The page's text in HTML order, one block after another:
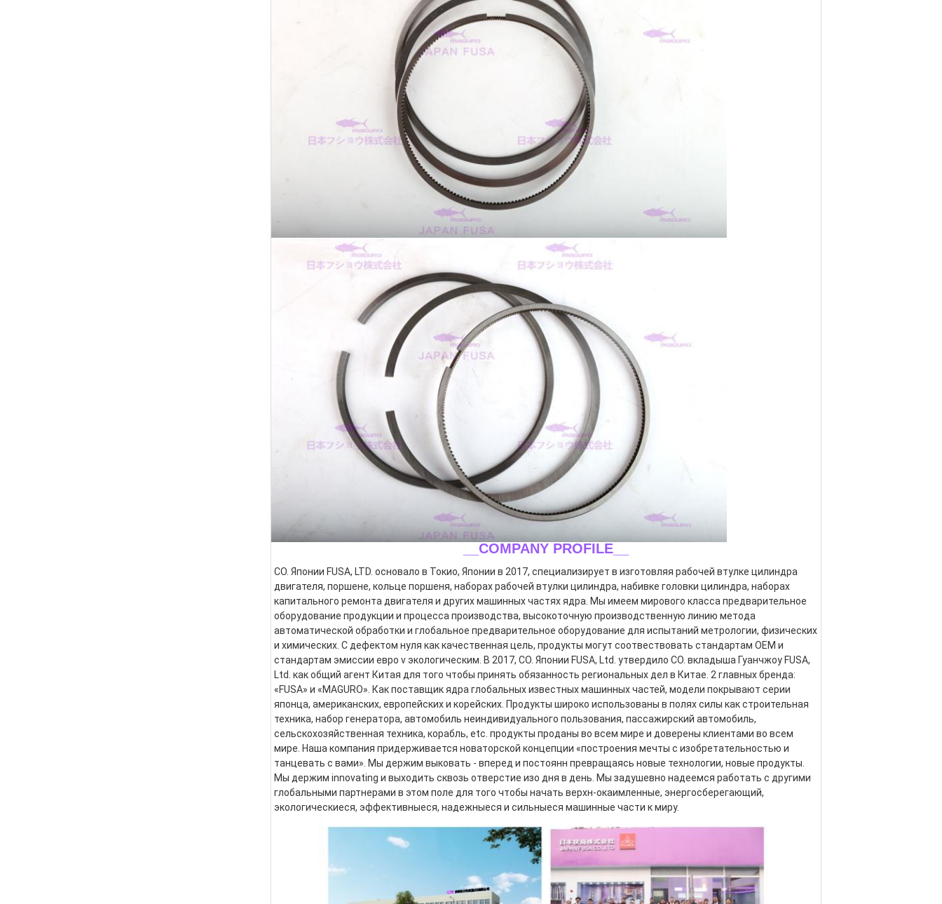
__COMPANY PROFILE__
CO. Японии FUSA, LTD. основало в Токио, Японии в 2017, специализирует в изготовляя рабочей втулке цилиндра
двигателя, поршене, кольце поршеня, наборах рабочей втулки цилиндра, набивке головки цилиндра, наборах
капитального ремонта двигателя и других машинных частях ядра. Мы имеем мирового класса предварительное
оборудование продукции и процесса производства, высокоточную производственную линию метода
автоматической обработки и глобальное предварительное оборудование для испытаний метрологии, физических
и химических. С дефектом нуля как качественная цель, продукты могут соотвествовать стандартам OEM и
стандартам эмиссии евро v экологическим. В 2017, CO. Японии FUSA, Ltd. утвердило CO. вкладыша Гуанчжоу FUSA,
Ltd. как общий агент Китая для того чтобы принять обязанность региональных дел в Китае. 2 главных бренда:
«FUSA» и «MAGURO». Как поставщик ядра глобальных известных машинных частей, модели покрывают серии
японца, американских, европейских и корейских. Продукты широко использованы в полях силы как строительная
техника, набор генератора, автомобиль неиндивидуального пользования, пассажирский автомобиль,
сельскохозяйственная техника, корабль, etc. продукты проданы во всем мире и доверены клиентами во всем
мире. Наша компания придерживается новаторской концепции «построения мечты с изобретательностью и
танцевать с вами». Мы держим выковать - вперед и постоянн превращаясь новые технологии, новые продукты.
Мы держим innovating и выходить сквозь отверстие изо дня в день. Мы задушевно надеемся работать с другими
глобальными партнерами в этом поле для того чтобы начать верхн-окаимленные, энергосберегающий,
экологическиеся, эффективныеся, надежныеся и сильныеся машинные части к миру.